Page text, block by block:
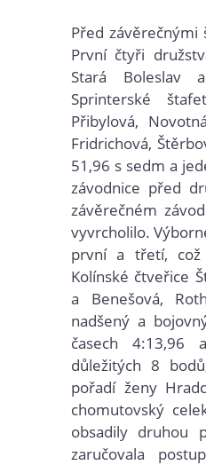
Před
První čtyři
Stará Boleslav
Sprinterské
Přibylová,
Fridrichová,
51,96 s sedm a
závodnice před
závěrečném
vyvrcholilo.
první a třetí, což
Kolínské čtveřice
a Benešová,
nadšený a
časech 4:13,96
důležitých 8
pořadí ženy
chomutovský
obsadily druhou
zaručovala